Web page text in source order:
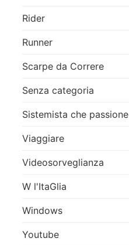
Rider
Runner
Scarpe da Correre
Senza categoria
Sistemista che passione
Viaggiare
Videosorveglianza
W l'ItaGlia
Windows
Youtube